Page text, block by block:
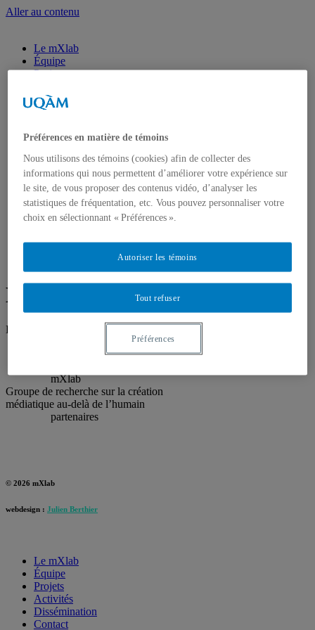
Aller au contenu
Le mXlab
Équipe
Projets
Dissémination
Contact
Le mXlab
Projets
Activités
Dissémination
Contact
Membre étudiant
Mariane Laporte
Doctorat en communication, profil recherche-création.
mXlab
Groupe de recherche sur la création
médiatique au-delà de l’humain
partenaires
© 2026 mXlab
webdesign : Julien Berthier
Le mXlab
Équipe
Projets
Activités
Dissémination
Contact
Préférences en matière de témoins
Nous utilisons des témoins (cookies) afin de collecter des
informations qui nous permettent d’améliorer votre expérience sur
le site, de vous proposer des contenus vidéo, d’analyser les
statistiques de fréquentation, etc. Vous pouvez personnaliser votre
choix en sélectionnant « Préférences ».
Tout refuser
Autoriser les témoins
Préférences